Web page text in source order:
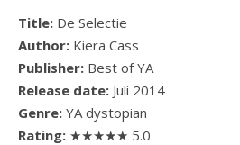
Title: De Selectie
Author: Kiera Cass
Publisher: Best of YA
Release date: Juli 2014
Genre: YA dystopian
Rating: ★★★★★ 5.0